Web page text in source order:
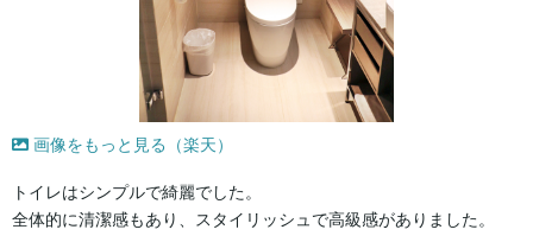
画像をもっと見る（楽天）
トイレはシンプルで綺麗でした。
全体的に清潔感もあり、スタイリッシュで高級感がありました。